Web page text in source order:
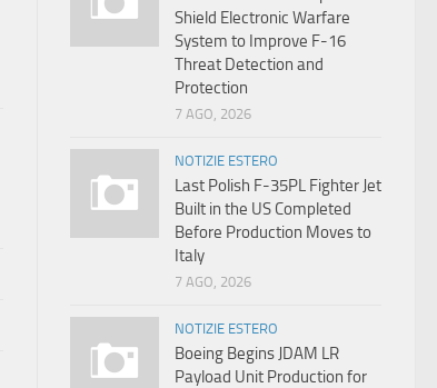
Shield Electronic Warfare
System to Improve F-16
Threat Detection and
Protection
7 AGO, 2026
NOTIZIE ESTERO
Last Polish F-35PL Fighter Jet
Built in the US Completed
Before Production Moves to
Italy
7 AGO, 2026
NOTIZIE ESTERO
Boeing Begins JDAM LR
Payload Unit Production for